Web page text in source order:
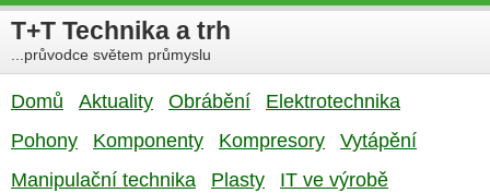
T+T Technika a trh
...průvodce světem průmyslu
Domů Aktuality Obrábění
Elektrotechnika
Pohony
Komponenty Kompresory
Vytápění
Manipulační technika
Plasty IT ve výrobě